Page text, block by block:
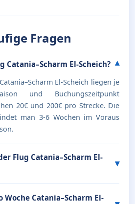
Fragen
Catania–Scharm El-Scheich?
El-Scheich liegen je
und Buchungszeitpunkt
20€ und 200€ pro Strecke. Die
man 3-6 Wochen im Voraus
Flug Catania–Scharm El-
Woche Catania–Scharm El-